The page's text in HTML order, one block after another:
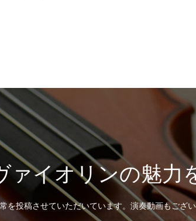
ァイオリンの魅力
を投稿させていただいています。演奏動画もござ